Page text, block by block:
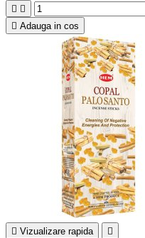
 
 Adauga in cos
 Vizualizare rapida 